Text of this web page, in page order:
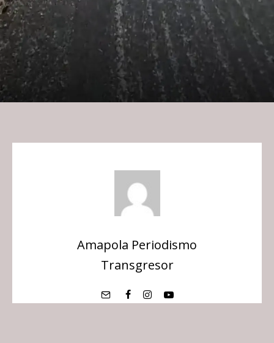
Amapola Periodismo
Transgresor